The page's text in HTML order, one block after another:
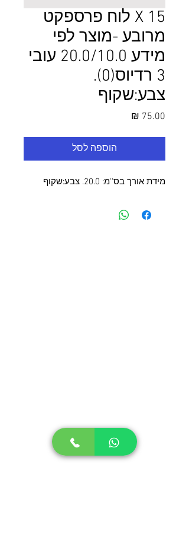
15 X לוח פרספקט
מרובע -מוצר לפי
מידע 20.0/10.0 עובי
3 רדיוס(0).
צבע:שקוף
הוספה לסל
מידת אורך בס''מ: 20.0. צבע:שקוף